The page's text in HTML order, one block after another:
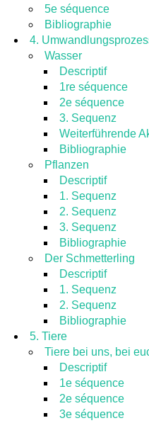
5e séquence
Bibliographie
4.
Wasser
Descriptif
1re séquence
2e séquence
3. Sequenz
Weiterführende
Bibliographie
Pflanzen
Descriptif
1. Sequenz
2. Sequenz
3. Sequenz
Bibliographie
Der Schmetterling
Descriptif
1. Sequenz
2. Sequenz
Bibliographie
5. Tiere
Tiere bei uns, bei
Descriptif
1e séquence
2e séquence
3e séquence